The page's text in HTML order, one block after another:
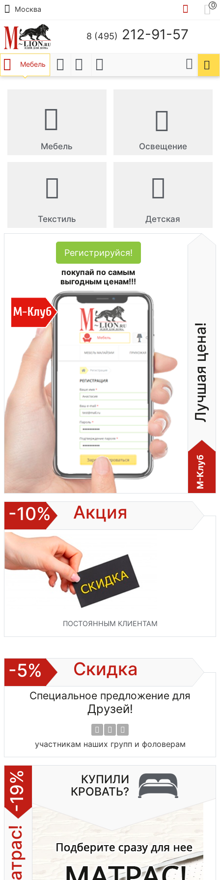
Москва
0
8 (495) 212-91-57
Мебель
Мебель Освещение
Текстиль Детская
М-Клуб
Лучшая цена!
Регистрируйся!
покупай по самым
выгодным ценам!!!
-10% Акция
ПОСТОЯННЫМ КЛИЕНТАМ
-5% Скидка
Специальное предложение для
Друзей!
участникам наших групп и фоловерам
-19%
КУПИЛИ
КРОВАТЬ?